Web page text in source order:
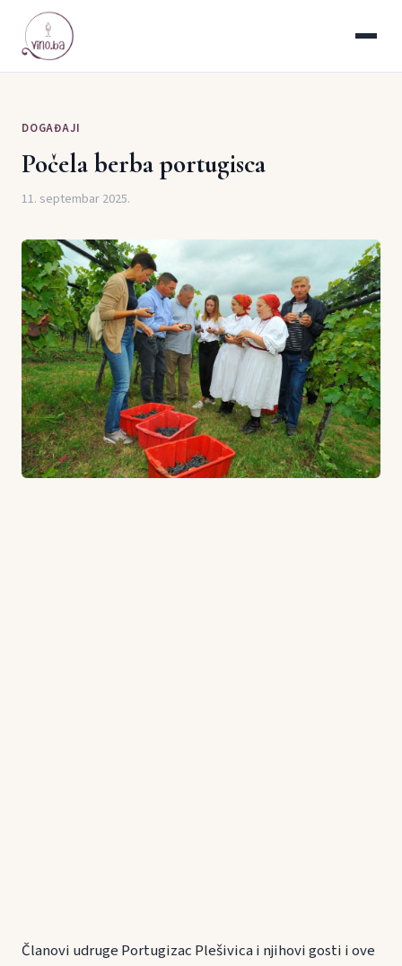
DOGAĐAJI
Počela berba portugisca
11. septembar 2025.
Članovi udruge Portugizac Plešivica i njihovi gosti i ove